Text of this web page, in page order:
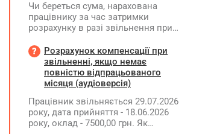
Чи береться сума, нарахована
працівнику за час затримки
розрахунку в разі звільнення при
заробітної плати (винагороди), для
розрахунку внеску на підтримку
працевлаштування осіб з
інвалідністю?
Розрахунок компенсації при
звільненні, якщо немає
повністю відпрацьованого
місяця (аудіоверсія)
Працівник звільняється 29.07.2026
року, дата прийняття - 18.06.2026
року, оклад - 7500,00 грн. Як